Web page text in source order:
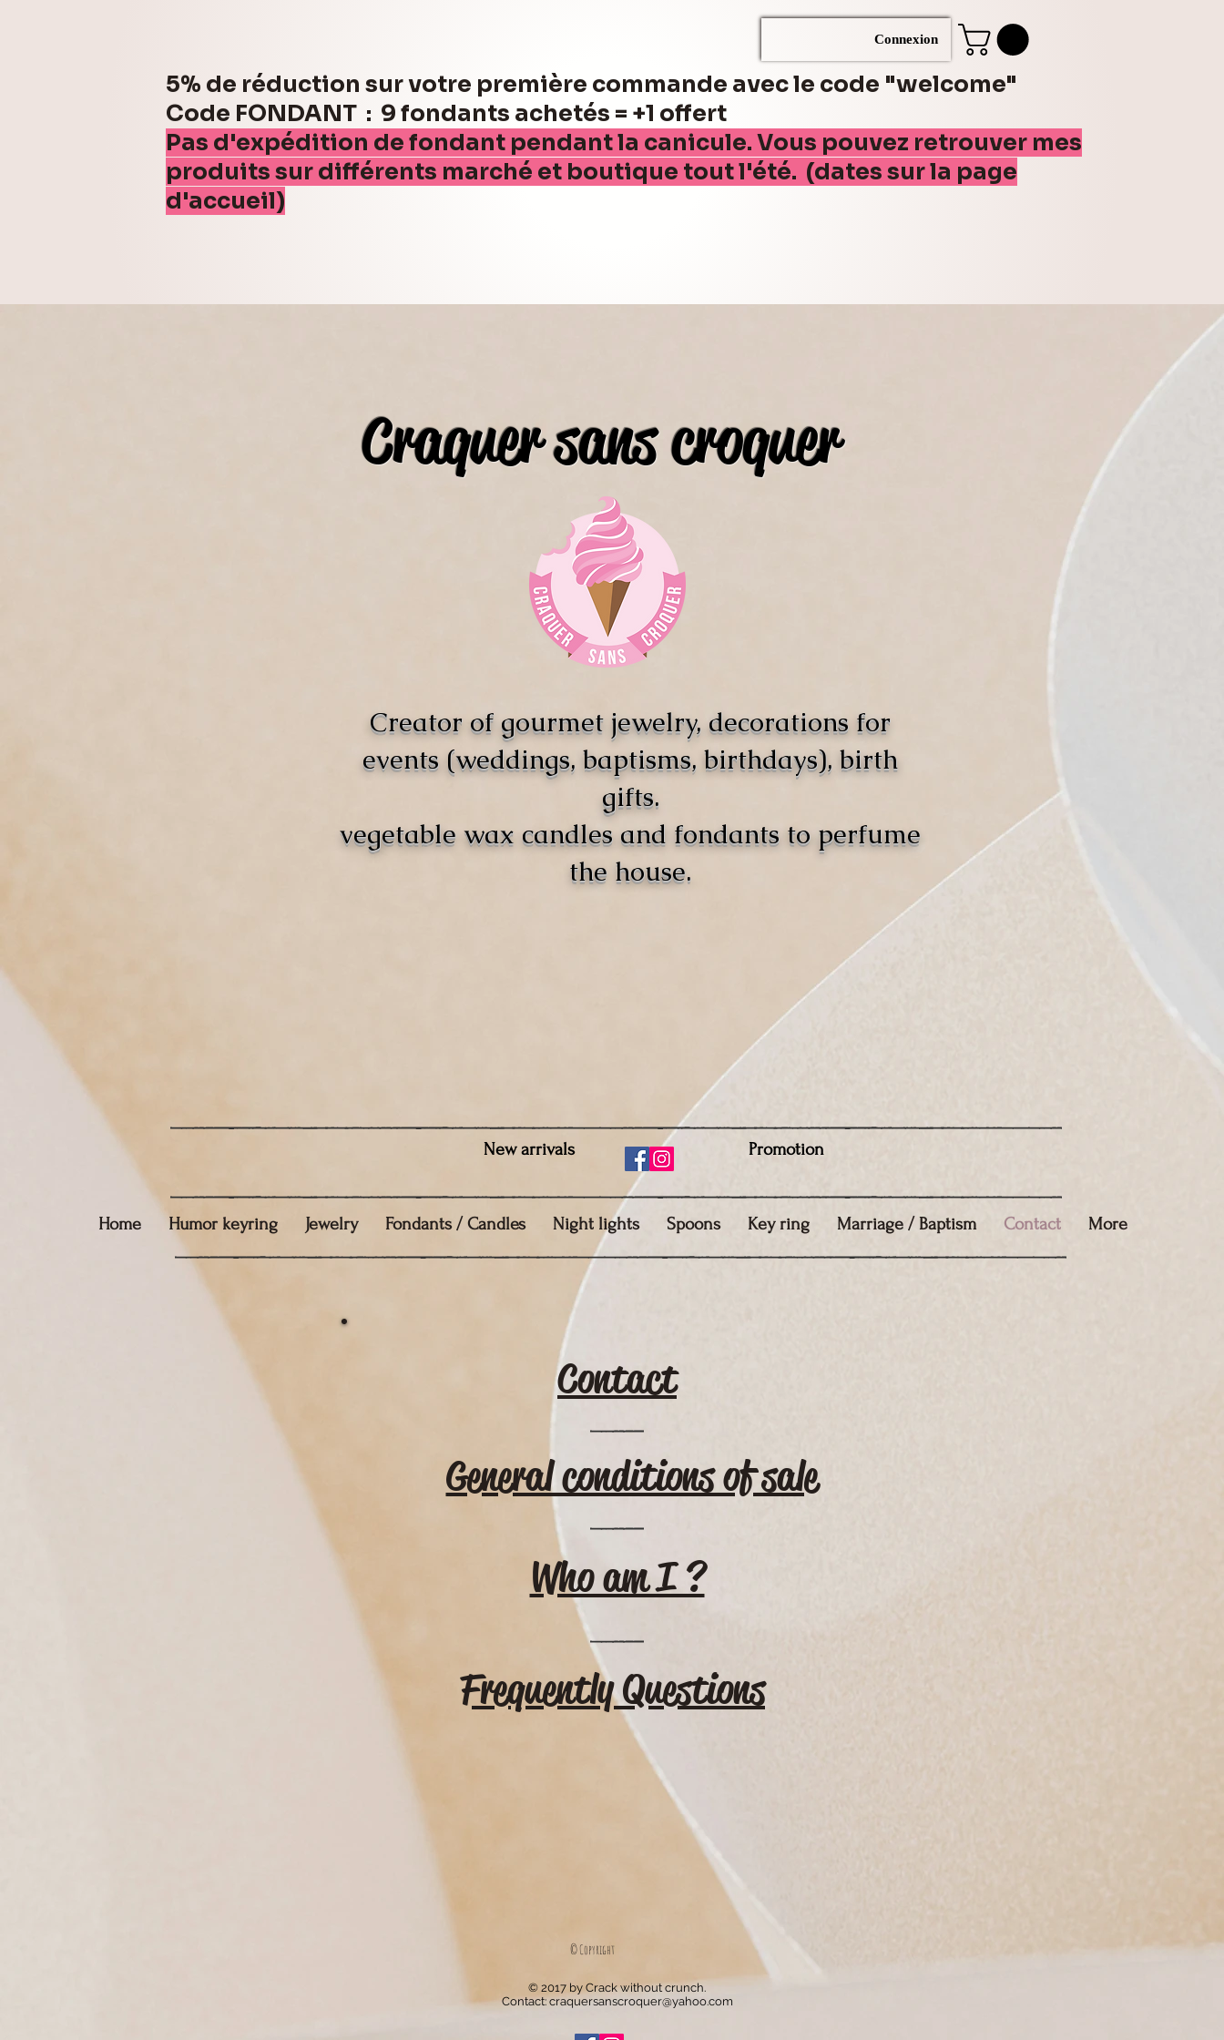
Connexion
5% de réduction sur votre première commande avec le code "welcome"
Code FONDANT : 9 fondants achetés = +1 offert
Pas d'expédition de fondant pendant la canicule. Vous pouvez retrouver mes
produits sur différents marché et boutique tout l'été. (dates sur la page
d'accueil)
Craquer sans croquer
Creator of gourmet jewelry, decorations for
events (weddings, baptisms, birthdays), birth
gifts.
vegetable wax candles and fondants to perfume
the house.
New arrivals Promotion
Home Humor keyring Jewelry Fondants / Candles Night lights Spoons Key ring Marriage / Baptism Contact More
Contact
Who am I ?
General conditions of sale
Frequently Questions
© 2017 by Crack without crunch.
Contact: craquersanscroquer@yahoo.com
© Copyright